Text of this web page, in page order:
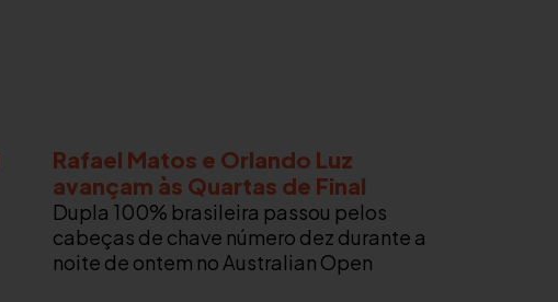
Rafael Matos e Orlando Luz
avançam às Quartas de Final
Dupla 100% brasileira passou pelos
cabeças de chave número dez durante a
noite de ontem no Australian Open